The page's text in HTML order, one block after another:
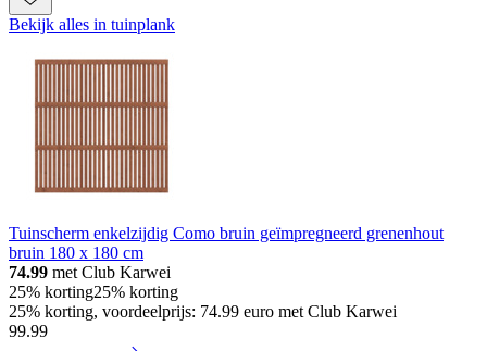
Bekijk alles in tuinplank
Tuinscherm enkelzijdig Como bruin geïmpregneerd grenenhout
bruin 180 x 180 cm
74.99 met Club Karwei
25% korting25% korting
25% korting, voordeelprijs: 74.99 euro met Club Karwei
99.99